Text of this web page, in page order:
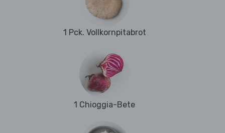
1 Pck. Vollkornpitabrot
1 Chioggia-Bete